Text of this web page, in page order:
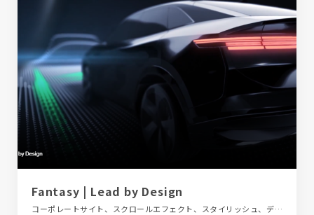
Fantasy | Lead by Design
コーポレートサイト、スクロールエフェクト、スタイリッシュ、デザイン・アート・音楽・文芸、ブラック系 、モーション多め